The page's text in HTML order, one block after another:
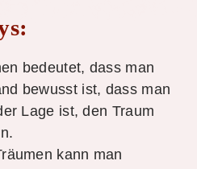
bedeutet, dass man
bewusst ist, dass man
Lage ist, den Traum
kann man